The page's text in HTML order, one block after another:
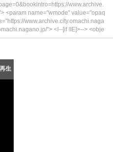
www.archive.
<param name="wmode" value="opaq
www.archive.city.omachi.naga
"> <!--[if !IE]>--> <obje
megazine/embed.swf" width="300" hei
value="book=https://www.archive.cit
www.archive.city.omachi.nagan
value="9.0.45.0"> <par
<param name="book" v
Adobe Flash Playerの最新バージョ
www.adobe.com/images/shared/
/></a></p> </div> <!--[if !IE]>--
生